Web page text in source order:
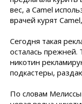
вес, а Camel
врачей курят
Сегодня такая
осталась прежней.
никотин
подкастеры,
По словам